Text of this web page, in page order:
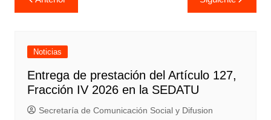
de
Noticias
Entrega de prestación del Artículo 127,
Fracción IV 2026 en la SEDATU
Secretaría de Comunicación Social y Difusion